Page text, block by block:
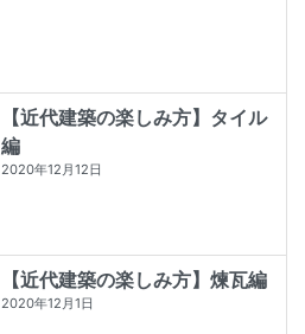
【近代建築の楽しみ方】タイル
編
2020年12月12日
【近代建築の楽しみ方】煉瓦編
2020年12月1日